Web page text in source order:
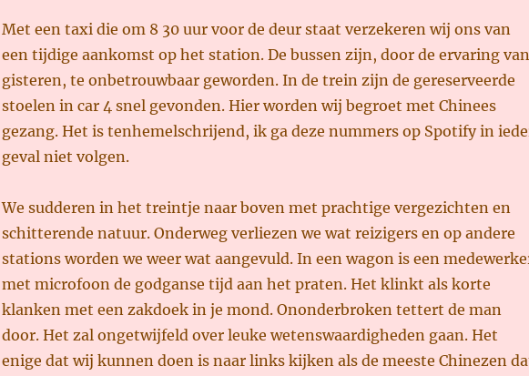
Met een taxi die om 8 30 uur voor de deur staat verzekeren wij ons van
een tijdige aankomst op het station. De bussen zijn, door de ervaring van
gisteren, te onbetrouwbaar geworden. In de trein zijn de gereserveerde
stoelen in car 4 snel gevonden. Hier worden wij begroet met Chinees
gezang. Het is tenhemelschrijend, ik ga deze nummers op Spotify in
geval niet volgen.
We sudderen in het treintje naar boven met prachtige vergezichten en
schitterende natuur. Onderweg verliezen we wat reizigers en op andere
stations worden we weer wat aangevuld. In een wagon is een
met microfoon de godganse tijd aan het praten. Het klinkt als korte
klanken met een zakdoek in je mond. Ononderbroken tettert de man
door. Het zal ongetwijfeld over leuke wetenswaardigheden gaan. Het
enige dat wij kunnen doen is naar links kijken als de meeste Chinezen